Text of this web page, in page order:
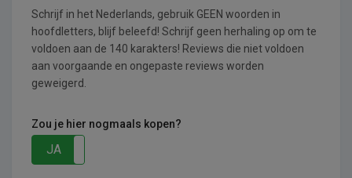
Schrijf in het Nederlands, gebruik GEEN woorden in
hoofdletters, blijf beleefd! Schrijf geen herhaling op om te
voldoen aan de 140 karakters! Reviews die niet voldoen
aan voorgaande en ongepaste reviews worden
geweigerd.
Zou je hier nogmaals kopen?
JA